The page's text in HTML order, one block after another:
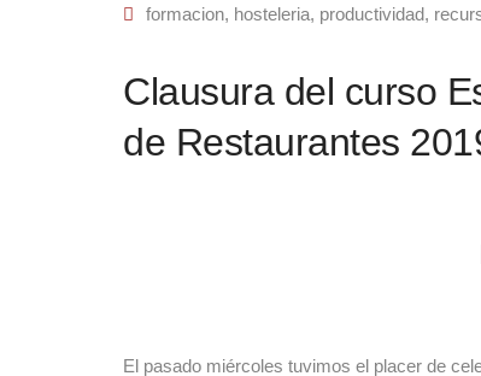
formacion, hosteleria, productividad,
Clausura del curso
de Restaurantes
El pasado miércoles tuvimos el placer de